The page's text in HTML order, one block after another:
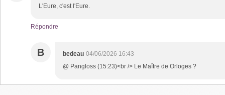
L'Eure, c'est l'Eure.
Répondre
B bedeau 04/06/2026 16:43
@ Pangloss (15:23)<br /> Le Maître de Orloges ?